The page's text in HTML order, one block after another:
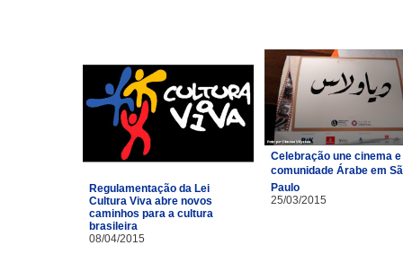
Regulamentação da Lei
Cultura Viva abre novos
caminhos para a cultura
brasileira
08/04/2015
Celebração une cinema e
comunidade Árabe em
Paulo
25/03/2015